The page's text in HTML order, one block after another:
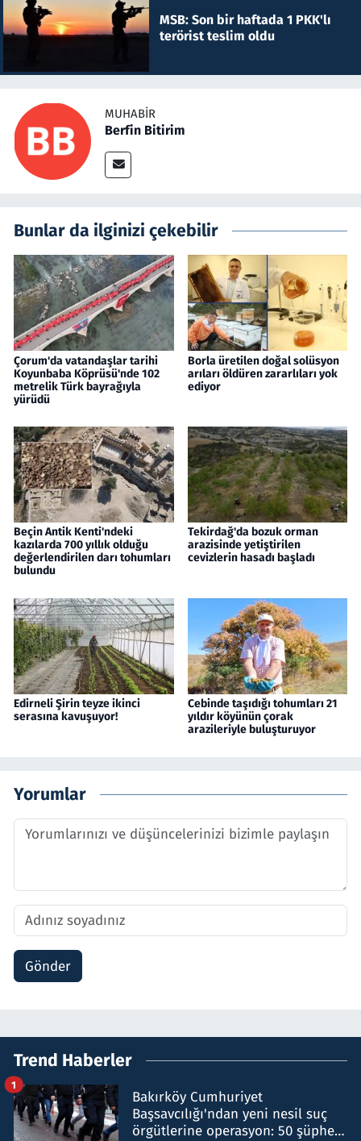
MSB: Son bir haftada 1 PKK'lı
terörist teslim oldu
MUHABIR
Berfin Bitirim
Bunlar da ilginizi çekebilir
Çorum'da vatandaşlar tarihi
Koyunbaba Köprüsü'nde 102
metrelik Türk bayrağıyla
yürüdü
Borla üretilen doğal solüsyon
arıları öldüren zararlıları yok
ediyor
Beçin Antik Kenti'ndeki
kazılarda 700 yıllık olduğu
değerlendirilen darı tohumları
bulundu
Tekirdağ'da bozuk orman
arazisinde yetiştirilen
cevizlerin hasadı başladı
Edirneli Şirin teyze ikinci
serasına kavuşuyor!
Cebinde taşıdığı tohumları 21
yıldır köyünün çorak
arazileriyle buluşturuyor
Yorumlar
Gönder
Trend Haberler
Bakırköy Cumhuriyet
Başsavcılığı'ndan yeni nesil suç
örgütlerine operasyon: 50 şüpheli
1